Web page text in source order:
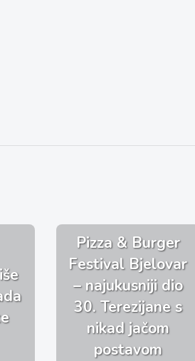
Pizza & Burger
Festival Bjelovar
– najukusniji dio
30. Terezijane s
nikad jačom
postavom